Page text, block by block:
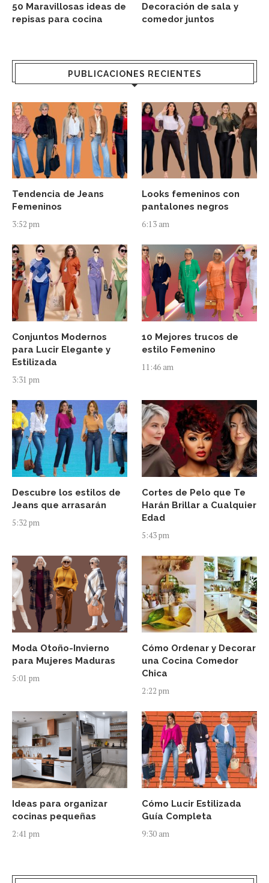
50 Maravillosas ideas de
repisas para cocina
Decoración de sala y
comedor juntos
PUBLICACIONES RECIENTES
Tendencia de Jeans
Femeninos
3:52 pm
Looks femeninos con
pantalones negros
6:13 am
Conjuntos Modernos
para Lucir Elegante y
Estilizada
3:31 pm
10 Mejores trucos de
estilo Femenino
11:46 am
Descubre los estilos de
Jeans que arrasarán
5:32 pm
Cortes de Pelo que Te
Harán Brillar a Cualquier
Edad
5:43 pm
Moda Otoño-Invierno
para Mujeres Maduras
5:01 pm
Cómo Ordenar y Decorar
una Cocina Comedor
Chica
2:22 pm
Ideas para organizar
cocinas pequeñas
2:41 pm
Cómo Lucir Estilizada
Guía Completa
9:30 am